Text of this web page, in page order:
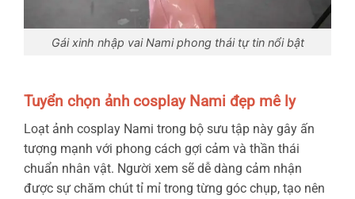
Gái xinh nhập vai Nami phong thái tự tin nổi bật
Tuyển chọn ảnh cosplay Nami đẹp mê ly
Loạt ảnh cosplay Nami trong bộ sưu tập này gây ấn
tượng mạnh với phong cách gợi cảm và thần thái
chuẩn nhân vật. Người xem sẽ dễ dàng cảm nhận
được sự chăm chút tỉ mỉ trong từng góc chụp, tạo nên